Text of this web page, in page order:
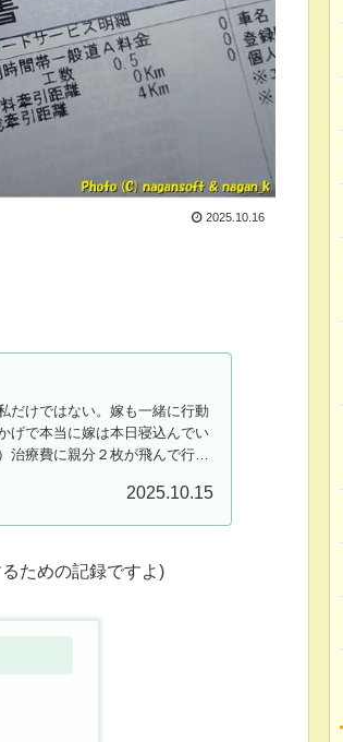
2025.10.16
だけではない。嫁も一緒に行動
げで本当に嫁は本日寝込んでい
療費に親分２枚が飛んで行っ
トップ 災い６）ズブ濡れ 災い
2025.10.15
ための記録ですよ)